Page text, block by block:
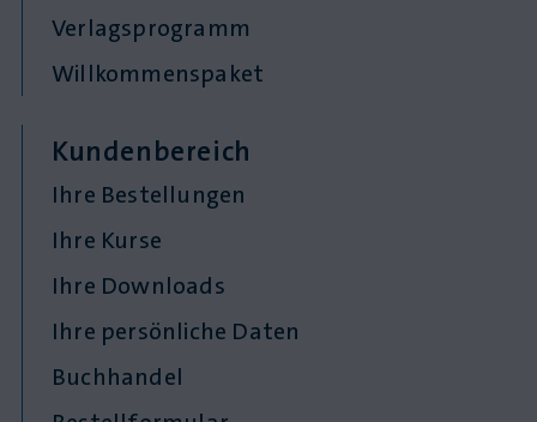
Verlagsprogramm
Willkommenspaket
Kundenbereich
Ihre Bestellungen
Ihre Kurse
Ihre Downloads
Ihre persönliche Daten
Buchhandel